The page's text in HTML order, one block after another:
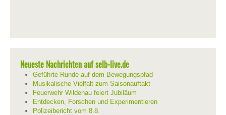
Neueste Nachrichten auf selb-live.de
Geführte Runde auf dem Bewegungspfad
Musikalische Vielfalt zum Saisonauftakt
Feuerwehr Wildenau feiert Jubiläum
Entdecken, Forschen und Experimentieren
Polizeibericht vom 8.8.